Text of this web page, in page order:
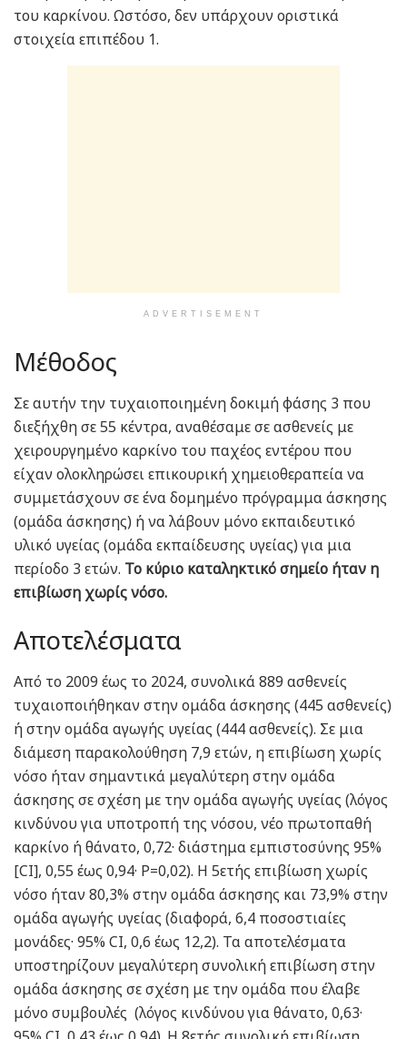
του καρκίνου. Ωστόσο, δεν υπάρχουν οριστικά
στοιχεία επιπέδου 1.
ADVERTISEMENT
Μέθοδος
Σε αυτήν την τυχαιοποιημένη δοκιμή φάσης 3 που
διεξήχθη σε 55 κέντρα, αναθέσαμε σε ασθενείς με
χειρουργημένο καρκίνο του παχέος εντέρου που
είχαν ολοκληρώσει επικουρική χημειοθεραπεία να
συμμετάσχουν σε ένα δομημένο πρόγραμμα άσκησης
(ομάδα άσκησης) ή να λάβουν μόνο εκπαιδευτικό
υλικό υγείας (ομάδα εκπαίδευσης υγείας) για μια
περίοδο 3 ετών. Το κύριο καταληκτικό σημείο ήταν η
επιβίωση χωρίς νόσο.
Αποτελέσματα
Από το 2009 έως το 2024, συνολικά 889 ασθενείς
τυχαιοποιήθηκαν στην ομάδα άσκησης (445 ασθενείς)
ή στην ομάδα αγωγής υγείας (444 ασθενείς). Σε μια
διάμεση παρακολούθηση 7,9 ετών, η επιβίωση χωρίς
νόσο ήταν σημαντικά μεγαλύτερη στην ομάδα
άσκησης σε σχέση με την ομάδα αγωγής υγείας (λόγος
κινδύνου για υποτροπή της νόσου, νέο πρωτοπαθή
καρκίνο ή θάνατο, 0,72· διάστημα εμπιστοσύνης 95%
[CI], 0,55 έως 0,94· P=0,02). Η 5ετής επιβίωση χωρίς
νόσο ήταν 80,3% στην ομάδα άσκησης και 73,9% στην
ομάδα αγωγής υγείας (διαφορά, 6,4 ποσοστιαίες
μονάδες· 95% CI, 0,6 έως 12,2). Τα αποτελέσματα
υποστηρίζουν μεγαλύτερη συνολική επιβίωση στην
ομάδα άσκησης σε σχέση με την ομάδα που έλαβε
μόνο συμβουλές (λόγος κινδύνου για θάνατο, 0,63·